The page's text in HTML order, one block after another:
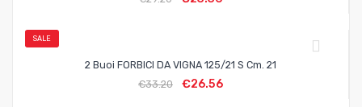
SALE
2 Buoi FORBICI DA VIGNA 125/21 S Cm. 21
€33.20 €26.56